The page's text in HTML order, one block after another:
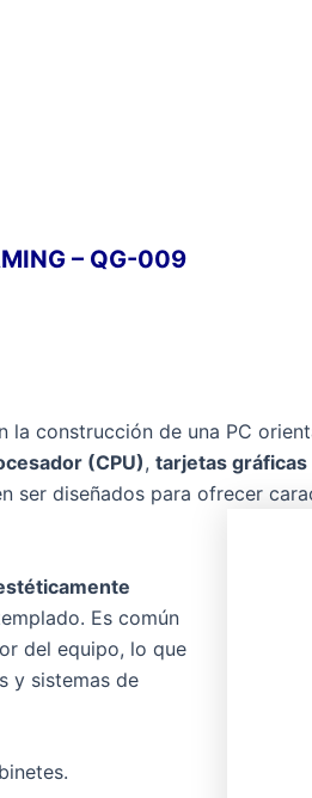
– QG-009
la construcción de una PC
(CPU), tarjetas gráficas
ser diseñados para ofrecer
Es común
del equipo, lo que
y sistemas de